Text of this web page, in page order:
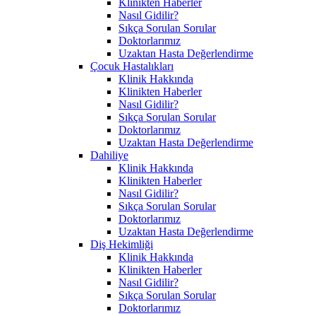
Nasıl Gidilir?
Sıkça Sorulan Sorular
Doktorlarımız
Uzaktan Hasta Değerlendirme
Çocuk Hastalıkları
Klinik Hakkında
Klinikten Haberler
Nasıl Gidilir?
Sıkça Sorulan Sorular
Doktorlarımız
Uzaktan Hasta Değerlendirme
Dahiliye
Klinik Hakkında
Klinikten Haberler
Nasıl Gidilir?
Sıkça Sorulan Sorular
Doktorlarımız
Uzaktan Hasta Değerlendirme
Diş Hekimliği
Klinik Hakkında
Klinikten Haberler
Nasıl Gidilir?
Sıkça Sorulan Sorular
Doktorlarımız